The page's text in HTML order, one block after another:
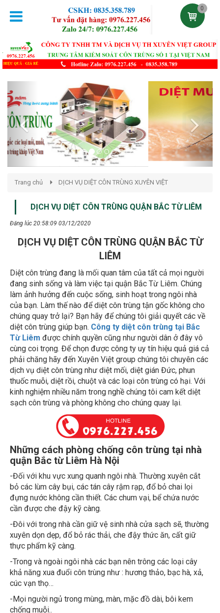
0
Next
DỊCH VỤ DIỆT CÔN TRÙNG XUYÊN VIỆT
DỊCH VỤ DIỆT CÔN TRÙNG QUẬN BẮC TỪ LIÊM
DỊCH VỤ DIỆT CÔN TRÙNG QUẬN BẮC TỪ
LIÊM
Diệt côn trùng đang là mối quan tâm của tất cả mọi người
đang sinh sống và làm việc tại quận Bắc Từ Liêm. Chúng
làm ảnh hưởng đến cuộc sống, sinh hoạt trong ngôi nhà
của bạn. Làm thế nào để diệt côn trùng tận gốc không cho
chúng quay trở lại? Bạn hãy để chúng tôi giải quyết các về
diệt côn trùng giúp bạn. Công ty diệt côn trùng tại Bắc
Từ Liêmđược chính quyền cũng như người dân ở đây vô
cùng coi trọng. Để chọn được công ty uy tín hiệu quả giá cả
phải chăng hãy đến Xuyên Việt group chúng tôi chuyên các
dịch vụ diệt côn trùng như diệt mối, diệt gián Đức, phun
thuốc muỗi, diệt rồi, chuột và các loại côn trùng có hại. Với
kinh nghiệm nhiều năm trong nghề chúng tôi cam kết diệt
sạch côn trùng và phòng không cho chúng quay lại.
Những cách phòng chống côn trùng tại nhà
quận Bắc từ Liêm Hà Nội
-Đối với khu vực xung quanh ngôi nhà. Thường xuyên cắt
bỏ các lùm cây bụi, các tán cây rậm rạp, đổ bỏ chai lọi
đựng nước không cần thiết. Các chum vại, bể chứa nước
cần được che đậy kỹ càng.
-Đôi với trong nhà cần giữ vệ sinh nhà cửa sạch sẽ, thường
xuyên dọn dẹp, đổ bỏ rác thải, che đậy thức ăn, cất giữ
thực phẩm kỹ càng.
-Trong và ngoài ngôi nhà các bạn nên trông các loại cây
khả năng xua đuổi côn trùng như : hương thảo, bạc hà, xả,
cúc vạn thọ…
-Mọi người ngủ trong mùng, màn, mặc đồ dài, bôi kem
chống muỗi..